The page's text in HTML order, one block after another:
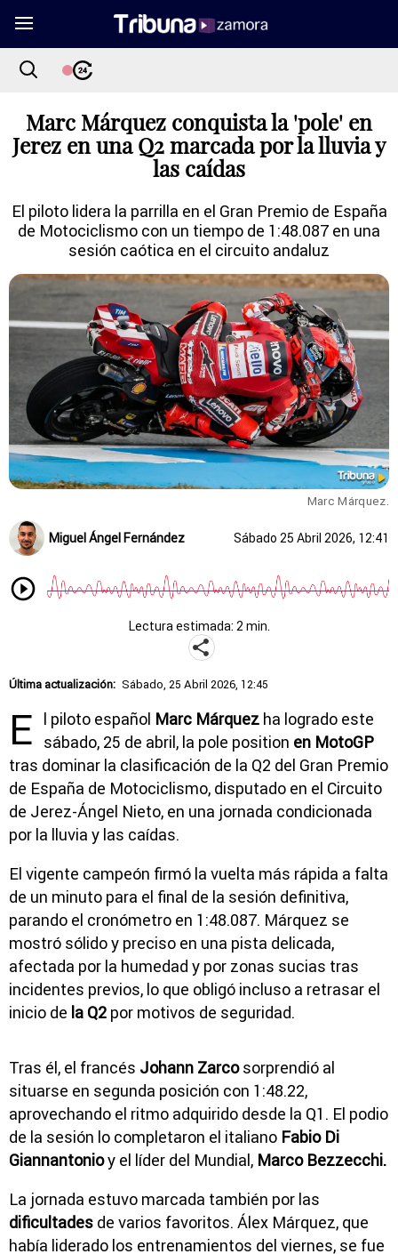
Marc Márquez conquista la 'pole' en
Jerez en una Q2 marcada por la lluvia y
las caídas
El piloto lidera la parrilla en el Gran Premio de España
de Motociclismo con un tiempo de 1:48.087 en una
sesión caótica en el circuito andaluz
Marc Márquez.
Miguel Ángel Fernández Sábado 25 Abril 2026, 12:41
Lectura estimada: 2 min.
Última actualización: Sábado, 25 Abril 2026, 12:45
E l piloto español Marc Márquez ha logrado este
sábado, 25 de abril, la pole position en MotoGP
tras dominar la clasificación de la Q2 del Gran Premio
de España de Motociclismo, disputado en el Circuito
de Jerez-Ángel Nieto, en una jornada condicionada
por la lluvia y las caídas.
El vigente campeón firmó la vuelta más rápida a falta
de un minuto para el final de la sesión definitiva,
parando el cronómetro en 1:48.087. Márquez se
mostró sólido y preciso en una pista delicada,
afectada por la humedad y por zonas sucias tras
incidentes previos, lo que obligó incluso a retrasar el
inicio de la Q2 por motivos de seguridad.
Tras él, el francés Johann Zarcosorprendió al
situarse en segunda posición con 1:48.22,
aprovechando el ritmo adquirido desde la Q1. El podio
de la sesión lo completaron el italiano Fabio Di
Giannantonioy el líder del Mundial, Marco Bezzecchi.
La jornada estuvo marcada también por las
dificultades de varios favoritos. Álex Márquez, que
había liderado los entrenamientos del viernes, se fue